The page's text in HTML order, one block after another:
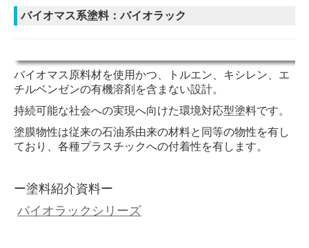
バイオマス系塗料：バイオラック
バイオマス原料材を使用かつ、
トルエン、キシレン、エ
チルベンゼンの有機溶剤を含まない設計。
持続可能な社会への実現へ向けた環境対応型塗料です。
塗膜物性は従来の石油系由来の材料と 同等の物性を有し
ており、 各種プラスチックへの付着性を有します。
ー塗料紹介資料ー
バイオラックシリーズ